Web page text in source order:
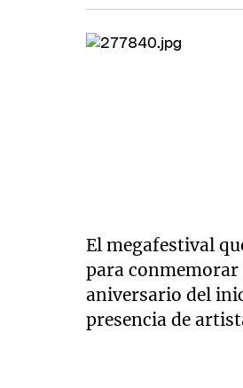
El megafestival
para conmemorar
aniversario del
presencia de